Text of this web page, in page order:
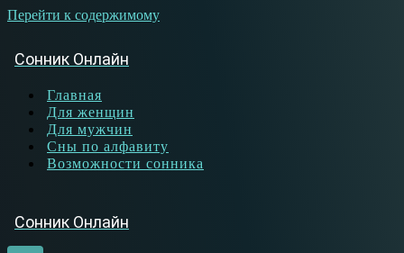
Перейти к содержимому
Сонник Онлайн
Главная
Для женщин
Для мужчин
Сны по алфавиту
Возможности сонника
Сонник Онлайн